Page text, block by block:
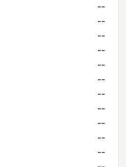
--
--
--
--
--
--
--
--
--
--
--